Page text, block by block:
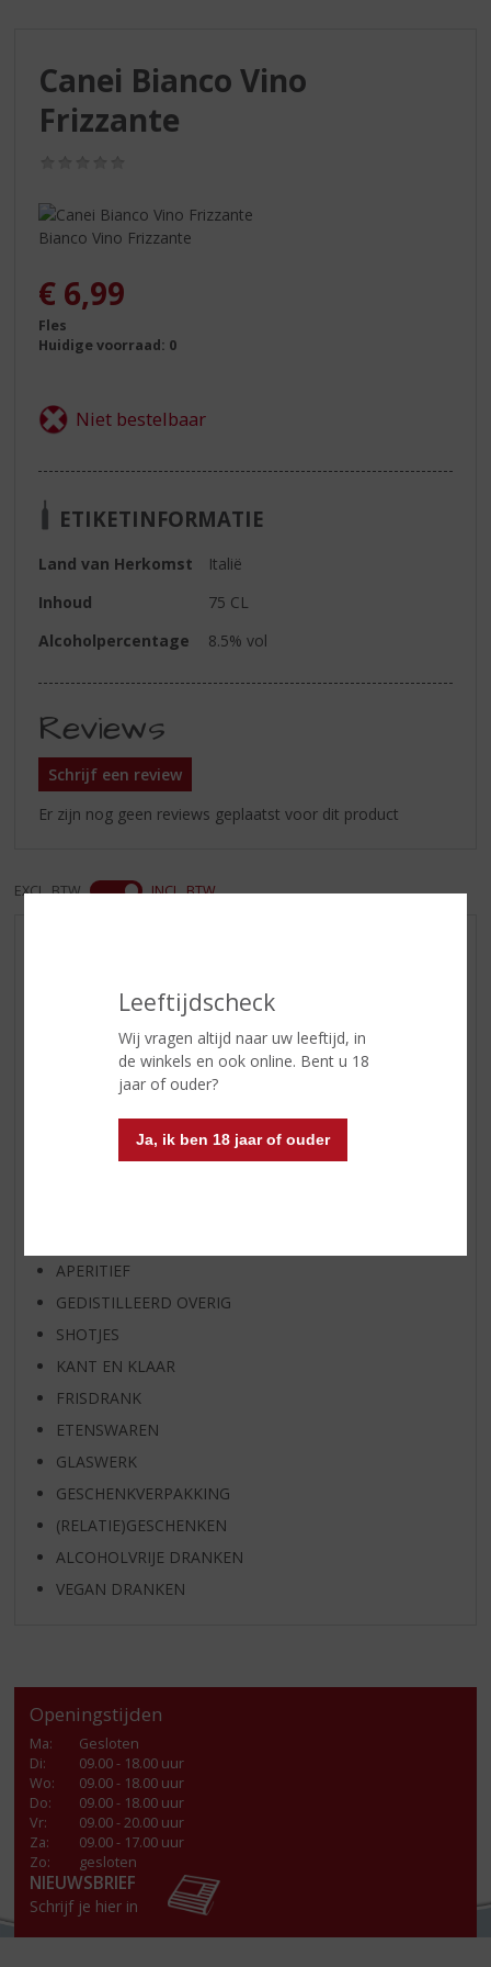
Leeftijdscheck
Wij vragen altijd naar uw leeftijd, in
de winkels en ook online. Bent u 18
jaar of ouder?
Ja, ik ben 18 jaar of ouder
Canei Bianco Vino
Frizzante
Bianco Vino Frizzante
€ 6,99
Fles
Huidige voorraad: 0
ETIKETINFORMATIE
Land van Herkomst
Italië
Inhoud
75 CL
Alcoholpercentage
8.5% vol
Reviews
Schrijf een review
Er zijn nog geen reviews geplaatst voor dit product
EXCL. BTW INCL. BTW
WHISKY VAN DE MAAND
RUM VAN DE MAAND
BIER VAN DE MAAND
EXCLUSIEF TOPSLIJTER
APERITIEF
GEDISTILLEERD OVERIG
SHOTJES
KANT EN KLAAR
FRISDRANK
ETENSWAREN
GLASWERK
GESCHENKVERPAKKING
(RELATIE)GESCHENKEN
ALCOHOLVRIJE DRANKEN
VEGAN DRANKEN
Openingstijden
Ma:
Gesloten
Di:
09.00 - 18.00 uur
Wo:
09.00 - 18.00 uur
Do:
09.00 - 18.00 uur
Vr:
09.00 - 20.00 uur
Za:
09.00 - 17.00 uur
Zo:
gesloten
NIEUWSBRIEF
Schrijf je hier in